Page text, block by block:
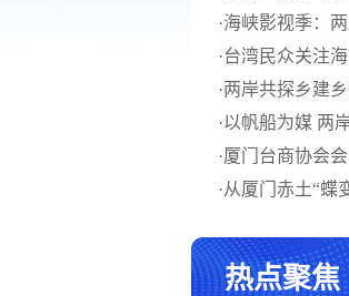
·海峡影视季：
·台湾民众关注
·两岸共探乡建
·以帆船为媒 两
·厦门台商协会
·从厦门赤土“蝶
热点聚焦